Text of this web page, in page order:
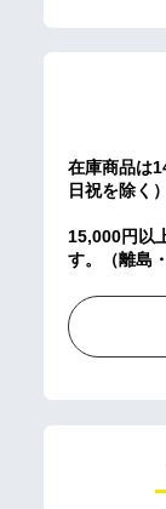
在庫商品は
日祝を除く）
15,000円以
す。（離島